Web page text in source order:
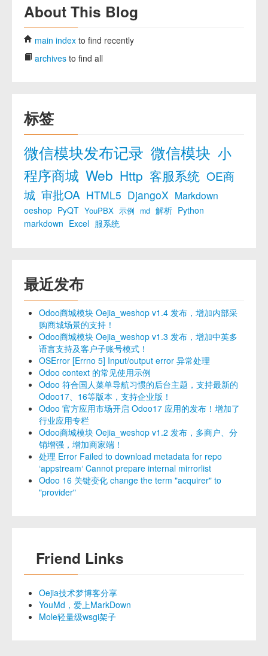
About This Blog
main index to find recently
archives to find all
标签
微信模块发布记录 微信模块 小
程序商城 Web Http 客服系统 OE商
城 审批OA HTML5 DjangoX Markdown
oeshop PyQT YouPBX 示例 md 解析 Python
markdown Excel 服系统
最近发布
Odoo商城模块 Oejia_weshop v1.4 发布，增加内部采
购商城场景的支持！
Odoo商城模块 Oejia_weshop v1.3 发布，增加中英多
语言支持及客户子账号模式！
OSError [Errno 5] Input/output error 异常处理
Odoo context 的常见使用示例
Odoo 符合国人菜单导航习惯的后台主题，支持最新的
Odoo17、16等版本，支持企业版！
Odoo 官方应用市场开启 Odoo17 应用的发布！增加了
行业应用专栏
Odoo商城模块 Oejia_weshop v1.2 发布，多商户、分
销增强，增加商家端！
处理 Error Failed to download metadata for repo
‘appstream‘ Cannot prepare internal mirrorlist
Odoo 16 关键变化 change the term "acquirer" to
"provider"
Friend Links
Oejia技术梦博客分享
YouMd，爱上MarkDown
Mole轻量级wsgi架子